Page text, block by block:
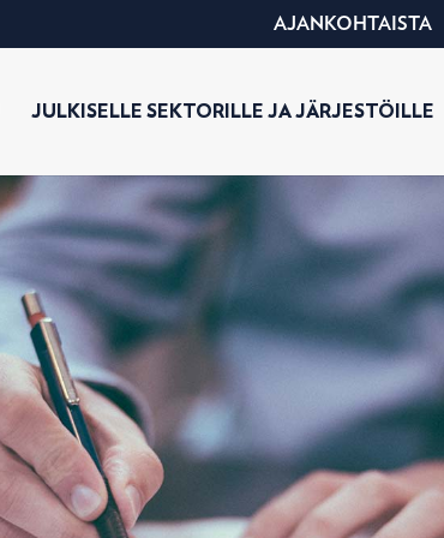
AJANKOHTAISTA
JULKISELLE SEKTORILLE JA JÄRJESTÖILLE